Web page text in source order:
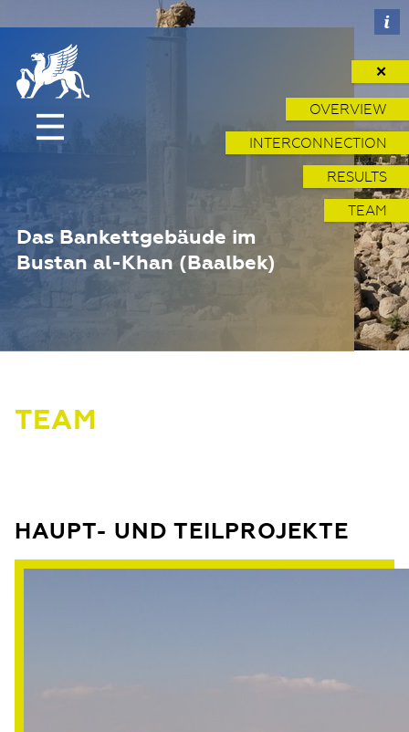
Das Bankettgebäude im
Bustan al-Khan (Baalbek)
✕
OVERVIEW
INTERCONNECTION
RESULTS
TEAM
TEAM
HAUPT- UND TEILPROJEKTE